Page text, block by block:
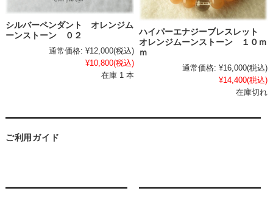
シルバーペンダント オレンジム
ーンストーン ０２
通常価格: ¥12,000(税込)
¥10,800(税込)
在庫 1 本
ハイパーエナジーブレスレット
オレンジムーンストーン １０ｍ
ｍ
通常価格: ¥16,000(税込)
¥14,400(税込)
在庫切れ
ご利用ガイド